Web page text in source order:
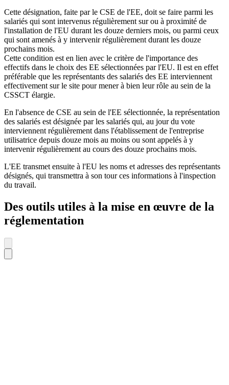
Cette désignation, faite par le CSE de l'EE, doit se faire parmi les
salariés qui sont intervenus régulièrement sur ou à proximité de
l'installation de l'EU durant les douze derniers mois, ou parmi ceux
qui sont amenés à y intervenir régulièrement durant les douze
prochains mois.
Cette condition est en lien avec le critère de l'importance des
effectifs dans le choix des EE sélectionnées par l'EU. Il est en effet
préférable que les représentants des salariés des EE interviennent
effectivement sur le site pour mener à bien leur rôle au sein de la
CSSCT élargie.
En l'absence de CSE au sein de l'EE sélectionnée, la représentation
des salariés est désignée par les salariés qui, au jour du vote
interviennent régulièrement dans l'établissement de l'entreprise
utilisatrice depuis douze mois au moins ou sont appelés à y
intervenir régulièrement au cours des douze prochains mois.
L'EE transmet ensuite à l'EU les noms et adresses des représentants
désignés, qui transmettra à son tour ces informations à l'inspection
du travail.
Des outils utiles à la mise en œuvre de la
réglementation